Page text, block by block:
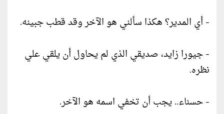
- أي المدير؟ هكذا سألني هو الآخر وقد قطب جبينه.
- جيورا زايد، صديقي الذي لم يحاول أن يلقي علي
نظره.
- حسناء.. يجب أن تخفي اسمه هو الآخر.